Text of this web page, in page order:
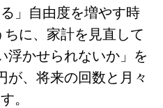
」自由度を増やす時
に、家計を見直して
浮かせられないか」を
が、将来の回数と月々
。